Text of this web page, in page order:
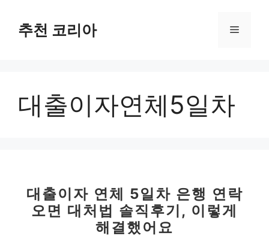
추천 코리아 메
대출이자연체5일차
대출이자 연체 5일차 은행 연락
오면 대처법 솔직후기, 이렇게
해결했어요